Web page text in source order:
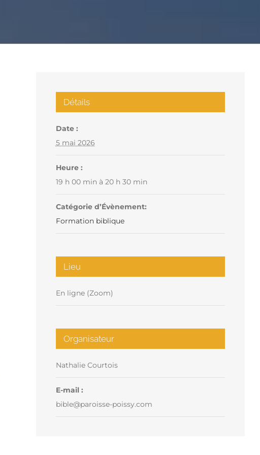
Détails
Date :
5 mai 2026
Heure :
19 h 00 min à 20 h 30 min
Catégorie d’Évènement:
Formation biblique
Lieu
En ligne (Zoom)
Organisateur
Nathalie Courtois
E-mail :
bible@paroisse-poissy.com